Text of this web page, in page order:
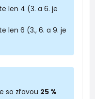
len 4 (3. a 6. je
len 6 (3., 6. a 9. je
so zľavou 25 %